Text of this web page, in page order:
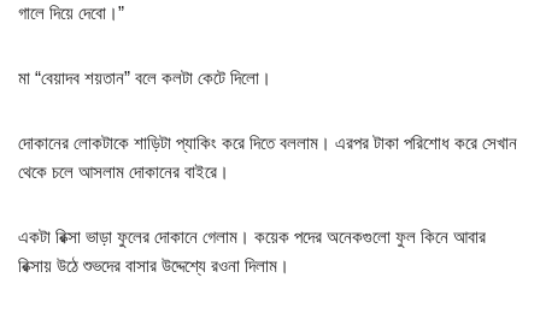
গালে দিয়ে দেবো।”
মা “বেয়াদব শয়তান” বলে কলটা কেটে দিলো।
দোকানের লোকটাকে শাড়িটা প্যাকিং করে দিতে বললাম। এরপর টাকা পরিশোধ করে সেখান
থেকে চলে আসলাম দোকানের বাইরে।
একটা রিক্সা ভাড়া ফুলের দোকানে গেলাম। কয়েক পদের অনেকগুলো ফুল কিনে আবার
রিক্সায় উঠে শুভদের বাসার উদ্দেশ্যে রওনা দিলাম।